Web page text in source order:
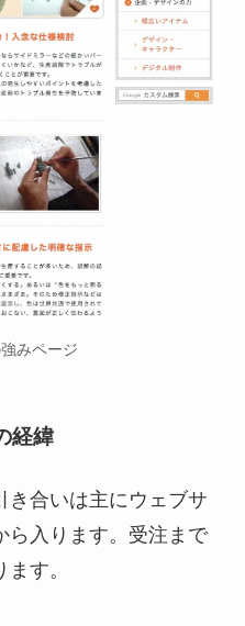
みページ
経緯
き合いは主にウェブサ
ら入ります。受注まで
す。